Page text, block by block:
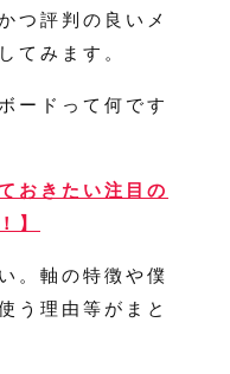
つ評判の良いメ
てみます。
ードって何です
おきたい注目の
】
。軸の特徴や僕
う理由等がまと